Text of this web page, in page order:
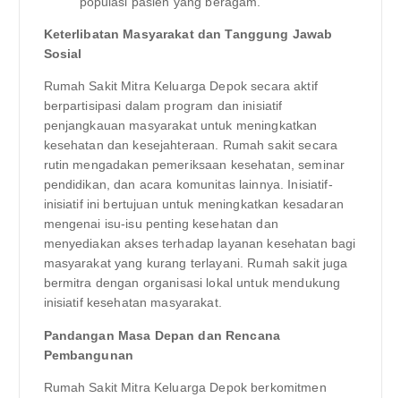
Keterlibatan Masyarakat dan Tanggung Jawab
Sosial
Rumah Sakit Mitra Keluarga Depok secara aktif
berpartisipasi dalam program dan inisiatif
penjangkauan masyarakat untuk meningkatkan
kesehatan dan kesejahteraan. Rumah sakit secara
rutin mengadakan pemeriksaan kesehatan, seminar
pendidikan, dan acara komunitas lainnya. Inisiatif-
inisiatif ini bertujuan untuk meningkatkan kesadaran
mengenai isu-isu penting kesehatan dan
menyediakan akses terhadap layanan kesehatan bagi
masyarakat yang kurang terlayani. Rumah sakit juga
bermitra dengan organisasi lokal untuk mendukung
inisiatif kesehatan masyarakat.
Pandangan Masa Depan dan Rencana
Pembangunan
Rumah Sakit Mitra Keluarga Depok berkomitmen